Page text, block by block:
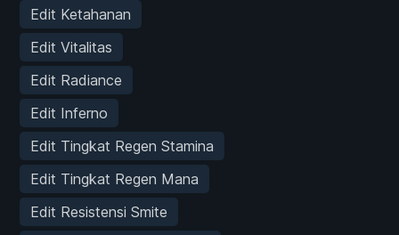
Edit Ketahanan
Edit Vitalitas
Edit Radiance
Edit Inferno
Edit Tingkat Regen Stamina
Edit Tingkat Regen Mana
Edit Resistensi Smite